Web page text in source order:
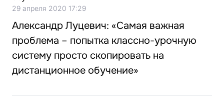
29 апреля 2020 17:29
Александр Луцевич: «Самая важная
проблема – попытка классно-урочную
систему просто скопировать на
дистанционное обучение»